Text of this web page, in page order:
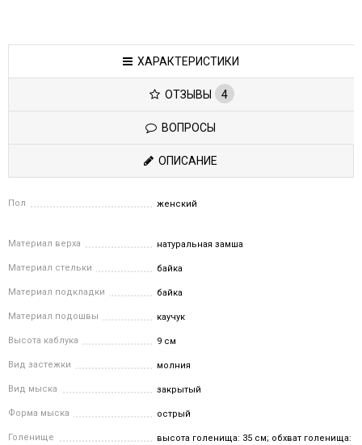
ХАРАКТЕРИСТИКИ
ОТЗЫВЫ 4
ВОПРОСЫ
ОПИСАНИЕ
Пол женский
Материал верха натуральная замша
Материал стельки байка
Материал подкладки байка
Материал подошвы каучук
Высота каблука 9 см
Вид застежки молния
Вид мыска закрытый
Форма мыска острый
Голенище
высота голенища: 35 см; обхват голенища: